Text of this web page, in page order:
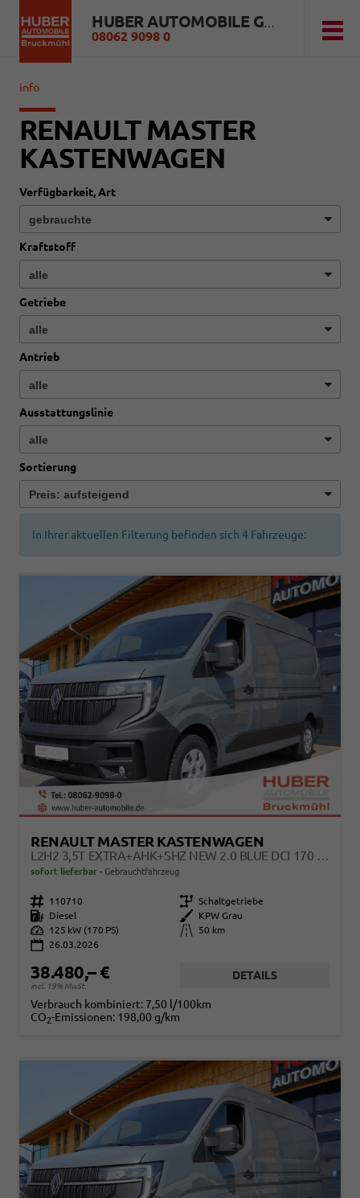
HUBER AUTOMOBILE GMBH
08062 9098 0
info
RENAULT MASTER
KASTENWAGEN
Verfügbarkeit, Art
Kraftstoff
Getriebe
Antrieb
Ausstattungslinie
Sortierung
In Ihrer aktuellen Filterung befinden sich 4 Fahrzeuge:
RENAULT MASTER KASTENWAGEN
L2H2 3,5T EXTRA+AHK+SHZ NEW 2.0 BLUE DCI 170 EXTRA AHK/SHZ/KAMERA
sofort lieferbar Gebrauchtfahrzeug
Fahrzeugnr. 110710 Getriebe Schaltgetriebe
Kraftstoff
Diesel Außenfarbe
KPW Grau
Leistung
125 kW (170 PS) Kilometerstand
50 km
26.03.2026
38.480,– €
incl. 19% MwSt.
DETAILS
Verbrauch kombiniert: 7,50 l/100km
CO2-Emissionen: 198,00 g/km